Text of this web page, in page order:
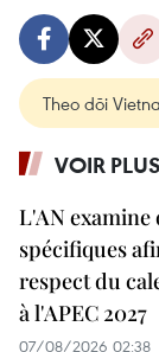
Theo dõi
VOIR PLUS
L'AN examine
spécifiques
respect du
à l'APEC 2027
07/08/2026 02:38